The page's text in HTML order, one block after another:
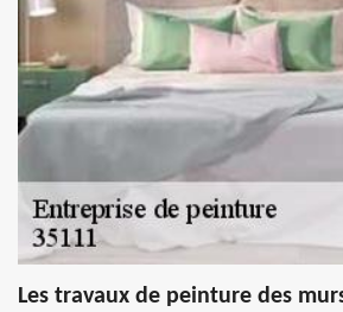
Les travaux de peinture des